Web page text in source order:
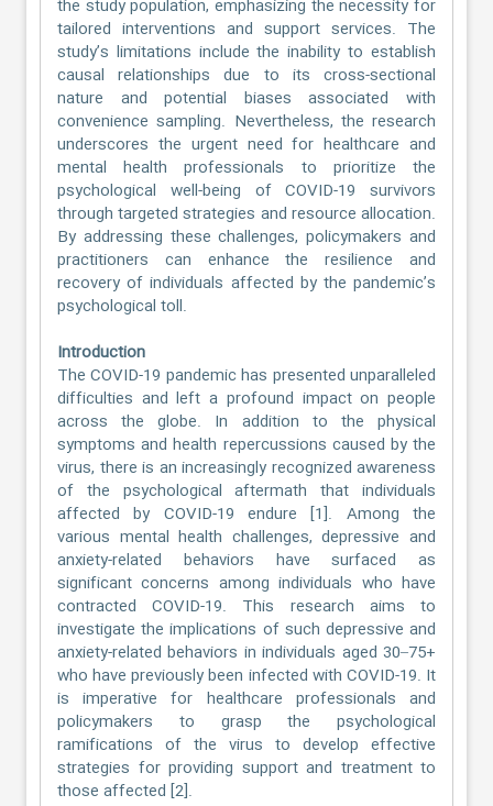
the study population, emphasizing the necessity for
tailored interventions and support services. The
study’s limitations include the inability to establish
causal relationships due to its cross-sectional
nature and potential biases associated with
convenience sampling. Nevertheless, the research
underscores the urgent need for healthcare and
mental health professionals to prioritize the
psychological well-being of COVID-19 survivors
through targeted strategies and resource allocation.
By addressing these challenges, policymakers and
practitioners can enhance the resilience and
recovery of individuals affected by the pandemic’s
psychological toll.
Introduction
The COVID-19 pandemic has presented unparalleled
difficulties and left a profound impact on people
across the globe. In addition to the physical
symptoms and health repercussions caused by the
virus, there is an increasingly recognized awareness
of the psychological aftermath that individuals
affected by COVID-19 endure [1]. Among the
various mental health challenges, depressive and
anxiety-related behaviors have surfaced as
significant concerns among individuals who have
contracted COVID-19. This research aims to
investigate the implications of such depressive and
anxiety-related behaviors in individuals aged 30–75+
who have previously been infected with COVID-19. It
is imperative for healthcare professionals and
policymakers to grasp the psychological
ramifications of the virus to develop effective
strategies for providing support and treatment to
those affected [2].